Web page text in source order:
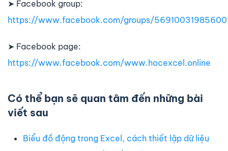
➤ Facebook group:
https://www.facebook.com/groups/
➤ Facebook page:
https://www.facebook.com/www.hocexcel.online
Có thể bạn sẽ quan tâm đến những bài
viết sau
Biểu đồ động trong Excel, cách thiết lập dữ liệu